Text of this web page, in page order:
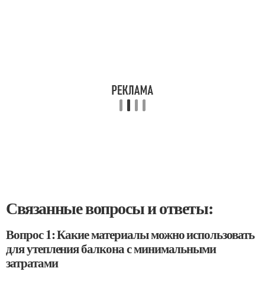
Связанные вопросы и ответы:
Вопрос 1: Какие материалы можно использовать
для утепления балкона с минимальными
затратами